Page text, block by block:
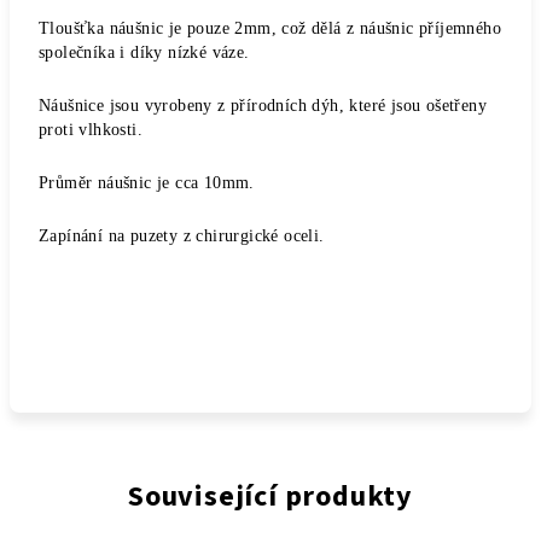
Tloušťka náušnic je pouze 2mm, což dělá z náušnic příjemného
společníka i díky nízké váze.
Náušnice jsou vyrobeny z přírodních dýh, které jsou ošetřeny
proti vlhkosti.
Průměr náušnic je cca 10mm.
Zapínání na puzety z chirurgické oceli.
Související produkty